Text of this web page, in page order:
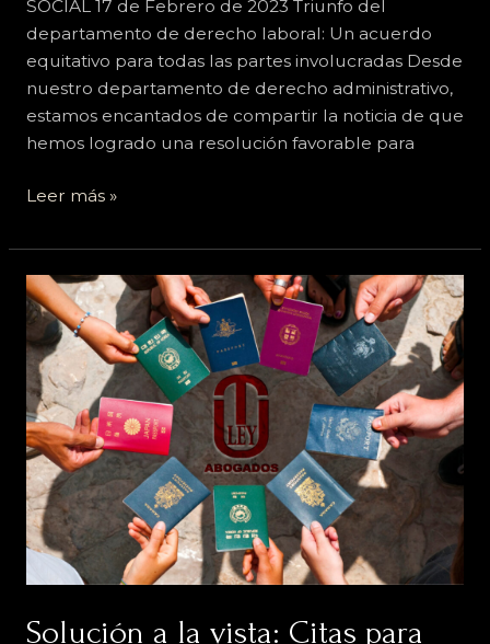
SOCIAL 17 de Febrero de 2023 Triunfo del
departamento de derecho laboral: Un acuerdo
equitativo para todas las partes involucradas Desde
nuestro departamento de derecho administrativo,
estamos encantados de compartir la noticia de que
hemos logrado una resolución favorable para
Leer más »
Solución a la vista: Citas para
Solución
a
la
vista:
Citas
para
Trámites
de
TIE
y
Juramento
de
Nacionalidad